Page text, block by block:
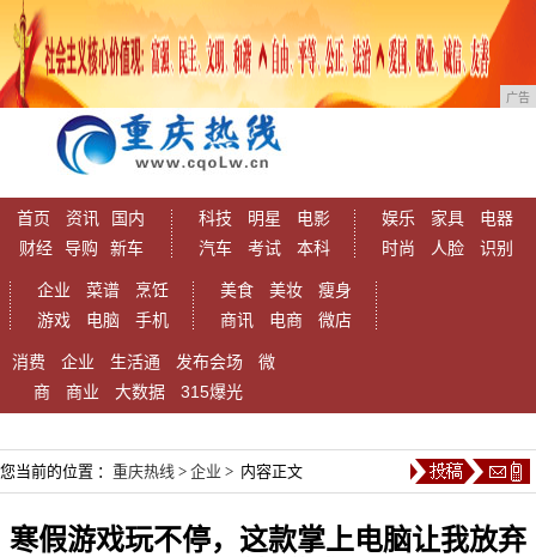
广告
首页 资讯
国内
财经
导购 新车
科技 明星
电影
汽车
考试 本科
娱乐 家具
电器
时尚
人脸 识别
企业 菜谱
烹饪
游戏
电脑 手机
美食 美妆
瘦身
商讯
电商 微店
消费 企业 生活通 发布会场
微
商
商业 大数据 315爆光
您当前的位置 ： 重庆热线 > 企业 > 内容正文
寒假游戏玩不停，这款掌上电脑让我放弃